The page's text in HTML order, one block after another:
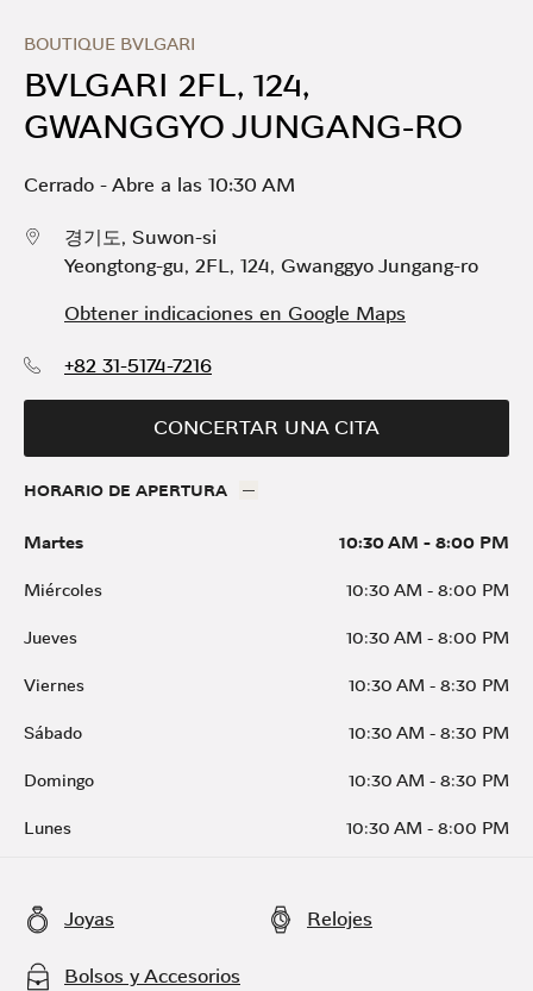
BOUTIQUE BVLGARI
BVLGARI 2FL, 124,
GWANGGYO JUNGANG-RO
Cerrado -Abre a las 10:30 AM
경기도, Suwon-si
Yeongtong-gu, 2FL, 124, Gwanggyo Jungang-ro
Obtener indicaciones en Google Maps
+82 31-5174-7216
CONCERTAR UNA CITA
HORARIO DE APERTURA
Martes 10:30 AM - 8:00 PM
Miércoles
10:30 AM - 8:00 PM
Jueves
10:30 AM - 8:00 PM
Viernes
10:30 AM - 8:30 PM
Sábado
10:30 AM - 8:30 PM
Domingo
10:30 AM - 8:30 PM
Lunes
10:30 AM - 8:00 PM
Joyas Relojes
Bolsos y Accesorios